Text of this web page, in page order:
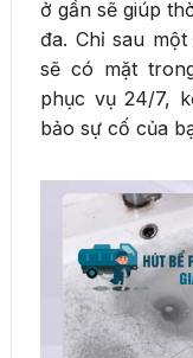
ở gần sẽ giúp
đa. Chỉ sau
sẽ có mặt
phục vụ 24/7,
bảo sự cố của